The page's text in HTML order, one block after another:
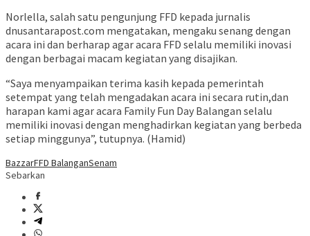
Norlella, salah satu pengunjung FFD kepada jurnalis
dnusantarapost.com mengatakan, mengaku senang dengan
acara ini dan berharap agar acara FFD selalu memiliki inovasi
dengan berbagai macam kegiatan yang disajikan.
“Saya menyampaikan terima kasih kepada pemerintah
setempat yang telah mengadakan acara ini secara rutin,dan
harapan kami agar acara Family Fun Day Balangan selalu
memiliki inovasi dengan menghadirkan kegiatan yang berbeda
setiap minggunya”, tutupnya. (Hamid)
BazzarFFD BalanganSenam
Sebarkan